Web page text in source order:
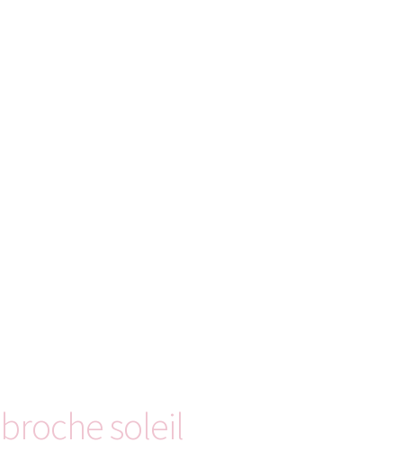
broche soleil